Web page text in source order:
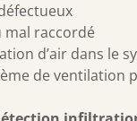
mal raccordé
d’air dans le
de ventilation